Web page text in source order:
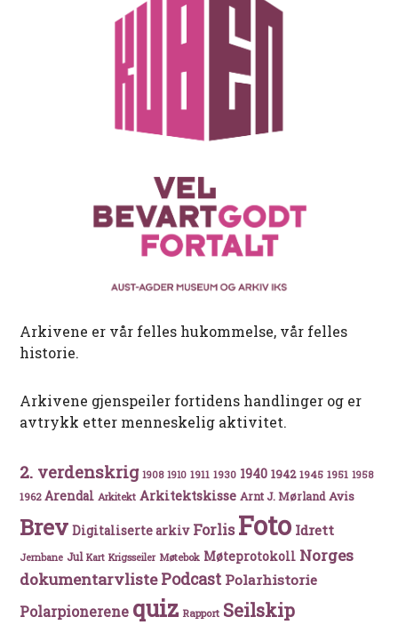
Arkivene er vår felles hukommelse, vår felles
historie.
Arkivene gjenspeiler fortidens handlinger og er
avtrykk etter menneskelig aktivitet.
2. verdenskrig 1908 1910 1911 1930 1940 1942 1945 1951 1958
1962 Arendal Arkitekt Arkitektskisse Arnt J. Mørland Avis
Brev Digitaliserte arkiv Forlis Foto Idrett
Jernbane Jul Kart Krigsseiler Møtebok Møteprotokoll Norges
dokumentarvlistePodcast Polarhistorie
Polarpionerene quiz Rapport Seilskip